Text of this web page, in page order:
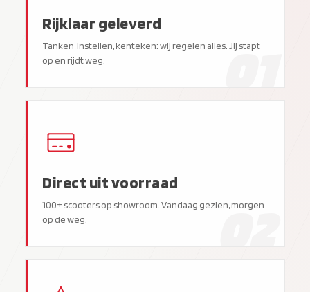
Rijklaar geleverd
Tanken, instellen, kenteken: wij regelen alles. Jij stapt
op en rijdt weg.
01
Direct uit voorraad
100+ scooters op showroom. Vandaag gezien, morgen
op de weg.
02